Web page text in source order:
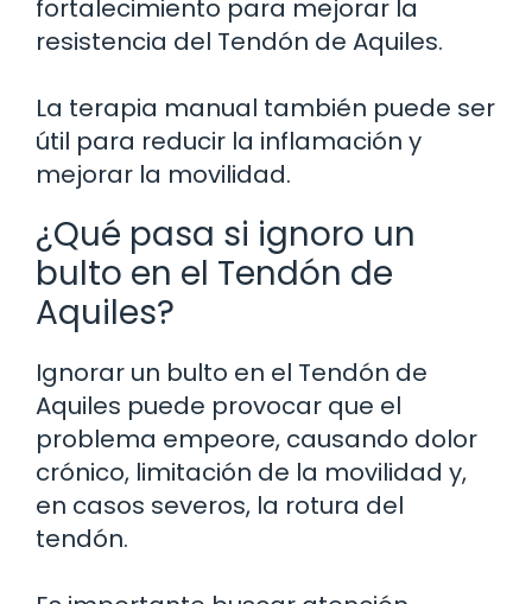
fortalecimiento para mejorar la
resistencia del Tendón de Aquiles.
La terapia manual también puede ser
útil para reducir la inflamación y
mejorar la movilidad.
¿Qué pasa si ignoro un
bulto en el Tendón de
Aquiles?
Ignorar un bulto en el Tendón de
Aquiles puede provocar que el
problema empeore, causando dolor
crónico, limitación de la movilidad y,
en casos severos, la rotura del
tendón.